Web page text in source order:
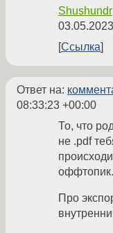
Shushundr
Ссылка
Ответ на:
08:33:23 +00:00
То, что
не .pdf
оффтопик.
Про